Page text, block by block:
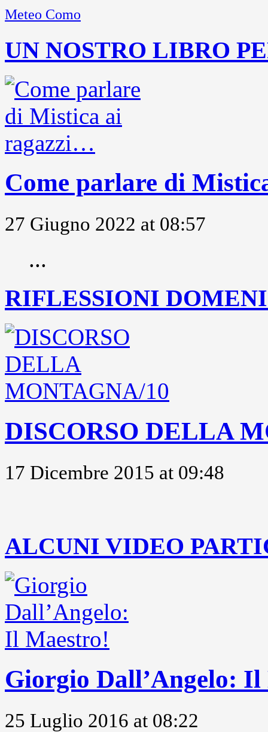
Meteo Como
UN NOSTRO LIBRO
Come parlare di
27 Giugno 2022 at 08:57
...
RIFLESSIONI
DISCORSO DELLA
17 Dicembre 2015 at 09:48
ALCUNI VIDEO
Giorgio Dall’Angelo:
25 Luglio 2016 at 08:22